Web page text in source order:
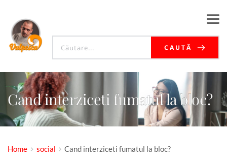
CAUTĂ
Cand interziceti fumatul la bloc?
Home social Cand interziceti fumatul la bloc?